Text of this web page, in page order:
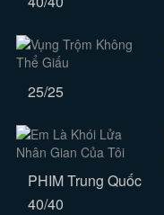
25/25
PHIM Trung Quốc
40/40